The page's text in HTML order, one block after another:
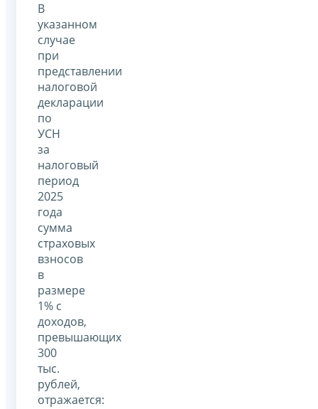
В
указанном
случае
при
представлении
налоговой
декларации
по
УСН
за
налоговый
период
2025
года
сумма
страховых
взносов
в
размере
1% с
доходов,
превышающих
300
тыс.
рублей,
отражается: